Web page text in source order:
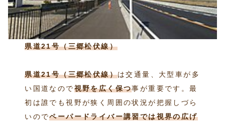
県道21号（三郷松伏線）
県道21号（三郷松伏線）は交通量、大型車が多
い国道なので視野を広く保つ事が重要です。最
初は誰でも視野が狭く周囲の状況が把握しづら
いのでペーパードライバー講習では視界の広げ